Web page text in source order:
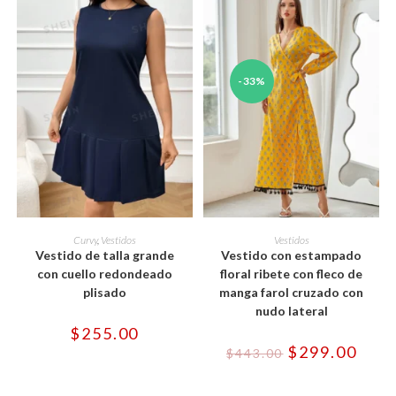
SELECCIONAR OPCIONES
Este
producto
tiene
múltiples
variantes.
opciones
elegir
Curvy, Vestidos
Vestido de talla grande
con cuello redondeado
plisado
$255.00
-33%
SELECCIONAR OPCIONES
Este
producto
tiene
múltiples
variantes.
opciones
se
en
la
Vestidos
Vestido con estampado
floral ribete con fleco de
manga farol cruzado con
nudo lateral
$443.00 El
precio
$299.00El